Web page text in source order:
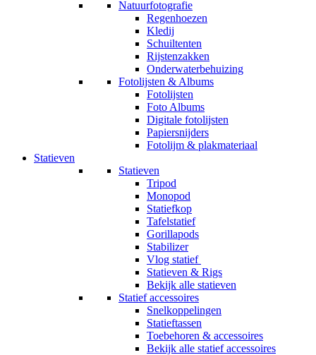
Natuurfotografie
Regenhoezen
Kledij
Schuiltenten
Rijstenzakken
Onderwaterbehuizing
Fotolijsten & Albums
Fotolijsten
Foto Albums
Digitale fotolijsten
Papiersnijders
Fotolijm & plakmateriaal
Statieven
Statieven
Tripod
Monopod
Statiefkop
Tafelstatief
Gorillapods
Stabilizer
Vlog statief
Statieven & Rigs
Bekijk alle statieven
Statief accessoires
Snelkoppelingen
Statieftassen
Toebehoren & accessoires
Bekijk alle statief accessoires